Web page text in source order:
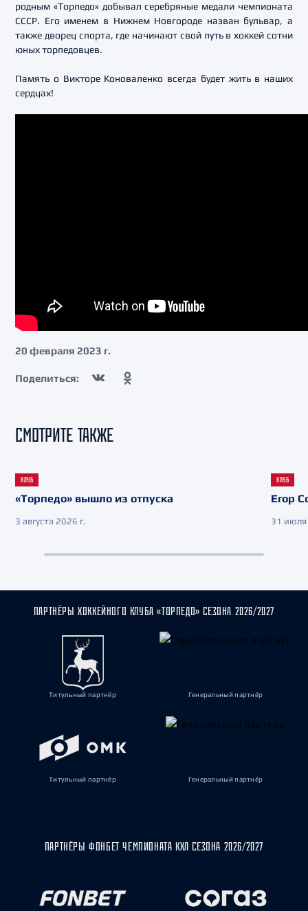
родным «Торпедо» добывал серебряные медали чемпионата
СССР. Его именем в Нижнем Новгороде назван бульвар, а
также дворец спорта, где начинают свой путь в хоккей сотни
юных торпедовцев.
Память о Викторе Коноваленко всегда будет жить в наших
сердцах!
20 февраля 2023 г.
Поделиться:
СМОТРИТЕ ТАКЖЕ
КЛУБ
«Торпедо» вышло из отпуска
3 августа 2026 г.
КЛУБ
Егор
31 июля
ПАРТНЁРЫ ХОККЕЙНОГО КЛУБА «ТОРПЕДО» СЕЗОНА 2026/2027
Титульный партнёр Генеральный партнёр
Титульный партнёр Генеральный партнёр
ПАРТНЁРЫ ФОНБЕТ ЧЕМПИОНАТА КХЛ СЕЗОНА 2026/2027